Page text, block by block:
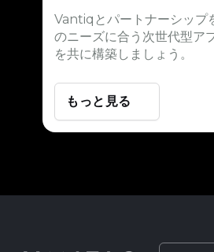
Vantiqとパートナーシップ
のニーズに合う次世代型ア
を共に構築しましょう。
もっと見る